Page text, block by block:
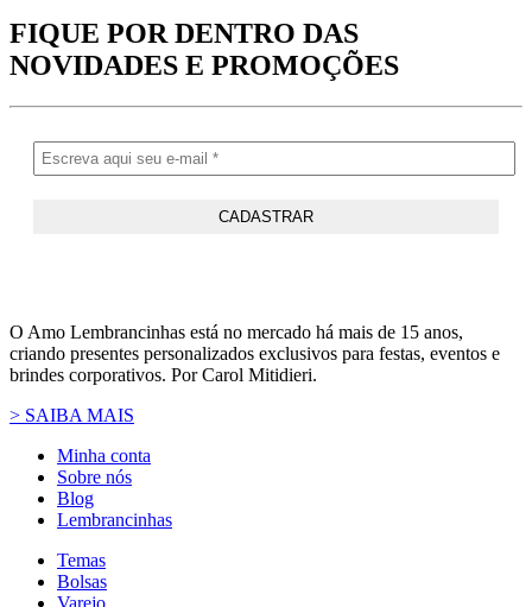
FIQUE POR DENTRO DAS
NOVIDADES E PROMOÇÕES
O Amo Lembrancinhas está no mercado há mais de 15 anos,
criando presentes personalizados exclusivos para festas, eventos e
brindes corporativos. Por Carol Mitidieri.
> SAIBA MAIS
Minha conta
Sobre nós
Blog
Lembrancinhas
Temas
Bolsas
Varejo